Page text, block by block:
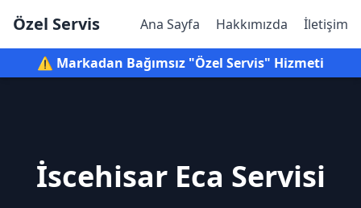
Özel Servis Ana Sayfa Hakkımızda İletişim
⚠️ Markadan Bağımsız "Özel Servis" Hizmeti
İscehisar Eca Servisi